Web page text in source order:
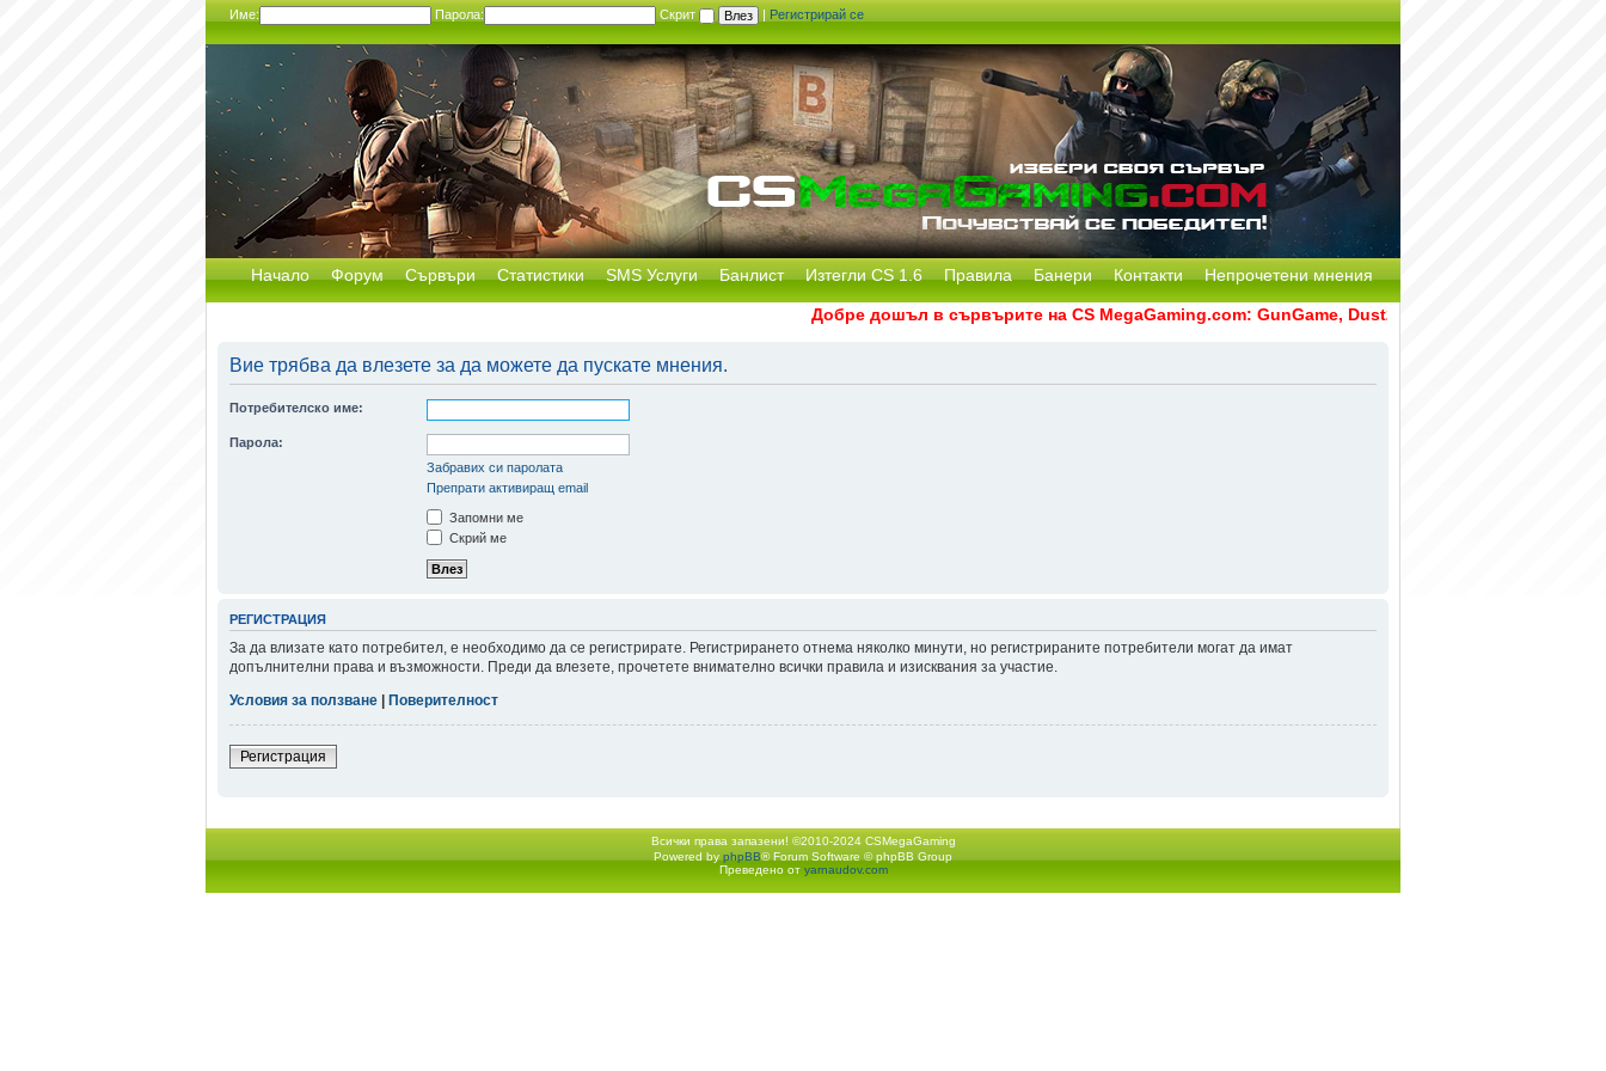
Име: Парола: Скрит | Регистрирай се
Начало Форум Сървъри Статистики SMS Услуги Банлист Изтегли CS 1.6 Правила Банери Контакти Непрочетени мнения
Добре дошъл в сървърите на CS MegaGaming.com: GunGame, Dust2, CS:GO Remake [Multi-
Вие трябва да влезете за да можете да пускате мнения.
Потребителско име:
Парола:
Забравих си паролата
Препрати активиращ email
Запомни ме
Скрий ме
РЕГИСТРАЦИЯ
За да влизате като потребител, е необходимо да се регистрирате. Регистрирането отнема няколко минути, но регистрираните потребители могат да имат
допълнителни права и възможности. Преди да влезете, прочетете внимателно всички правила и изисквания за участие.
Условия за ползване | Поверителност
Регистрация
Всички права запазени! ©2010-2024 CSMegaGaming
Начало форум Екип•Изтрий всички бисквитки• Часовете са според зоната UTC + 2 часа [DST]
Powered by phpBB® Forum Software © phpBB Group
Преведено от yarnaudov.com